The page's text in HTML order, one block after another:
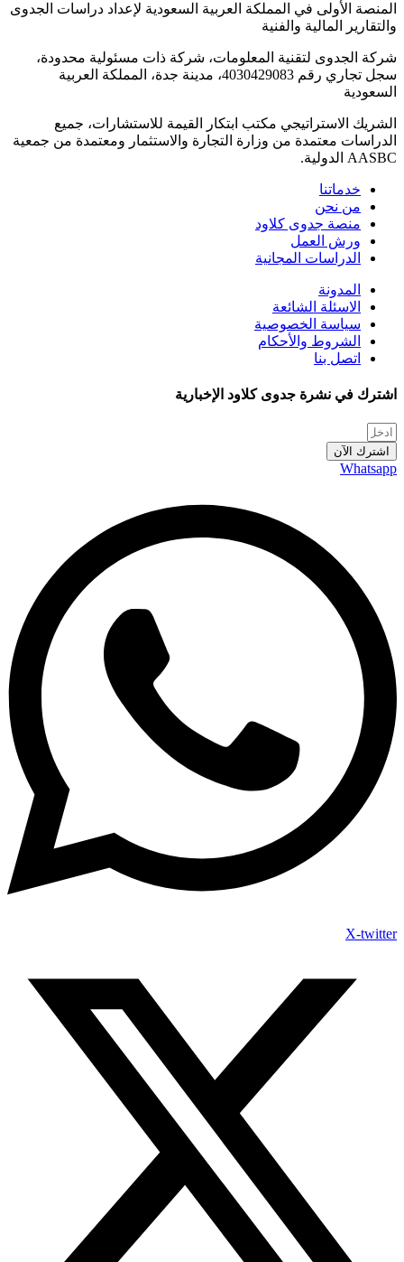
المنصة الأولى في المملكة العربية السعودية لإعداد دراسات الجدوى
والتقارير المالية والفنية
شركة الجدوى لتقنية المعلومات، شركة ذات مسئولية محدودة،
سجل تجاري رقم 4030429083، مدينة جدة، المملكة العربية
السعودية
الشريك الاستراتيجي مكتب ابتكار القيمة للاستشارات، جميع
الدراسات معتمدة من وزارة التجارة والاستثمار ومعتمدة من جمعية
AASBC الدولية.
خدماتنا
من نحن
منصة جدوى كلاود
ورش العمل
الدراسات المجانية
المدونة
الاسئلة الشائعة
سياسة الخصوصية
الشروط والأحكام
اتصل بنا
اشترك في نشرة جدوى كلاود الإخبارية
اشترك الآن
Whatsapp
X-twitter